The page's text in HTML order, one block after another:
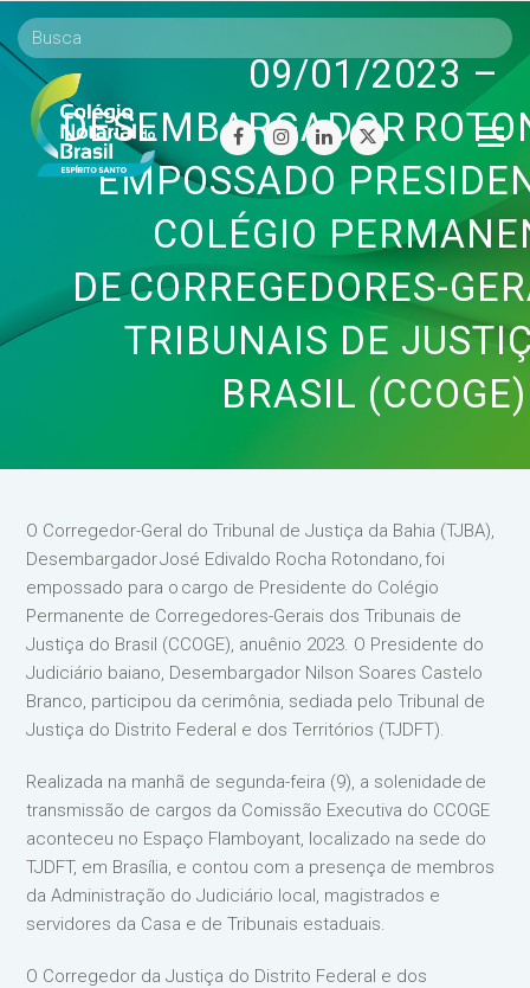
facebookinstagram
linkedintwitter
09/01/2023 –
DESEMBARGADOR
EMPOSSADO
COLÉGIO
DE CORREGEDORES-
TRIBUNAIS DE
BRASIL (CCOGE)
O Corregedor-Geral do Tribunal de Justiça da Bahia (TJBA),
Desembargador José Edivaldo Rocha Rotondano, foi
empossado para o cargo de Presidente do Colégio
Permanente de Corregedores-Gerais dos Tribunais de
Justiça do Brasil (CCOGE), anuênio 2023. O Presidente do
Judiciário baiano, Desembargador Nilson Soares Castelo
Branco, participou da cerimônia, sediada pelo Tribunal de
Justiça do Distrito Federal e dos Territórios (TJDFT).
Realizada na manhã de segunda-feira (9), a solenidade de
transmissão de cargos da Comissão Executiva do CCOGE
aconteceu no Espaço Flamboyant, localizado na sede do
TJDFT, em Brasília, e contou com a presença de membros
da Administração do Judiciário local, magistrados e
servidores da Casa e de Tribunais estaduais.
O Corregedor da Justiça do Distrito Federal e dos